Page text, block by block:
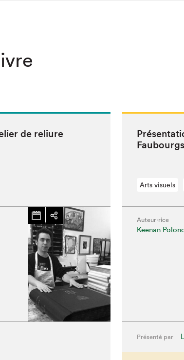
de reli­ure
Faubourgs
Arts visuels
Auteur·rice
Keenan
Présenté par